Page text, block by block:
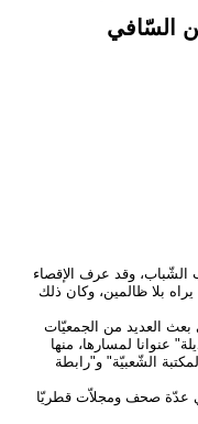
السّافي
الشّباب، وقد عرف الإقصاء
بلا ظالمين، وكان ذلك
العديد من الجمعيّات
عنوانا لمسارها، منها
الشّعبيّة" و"رابطة
عدّة صحف ومجلاّت قطريّا